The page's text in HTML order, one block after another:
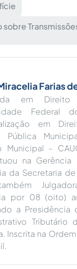
sobre
Farias
em
Federal
em
Pública
Municipal -
na
da Secretaria
por 08 (oito)
a Presidência
Tributário
Inscrita na